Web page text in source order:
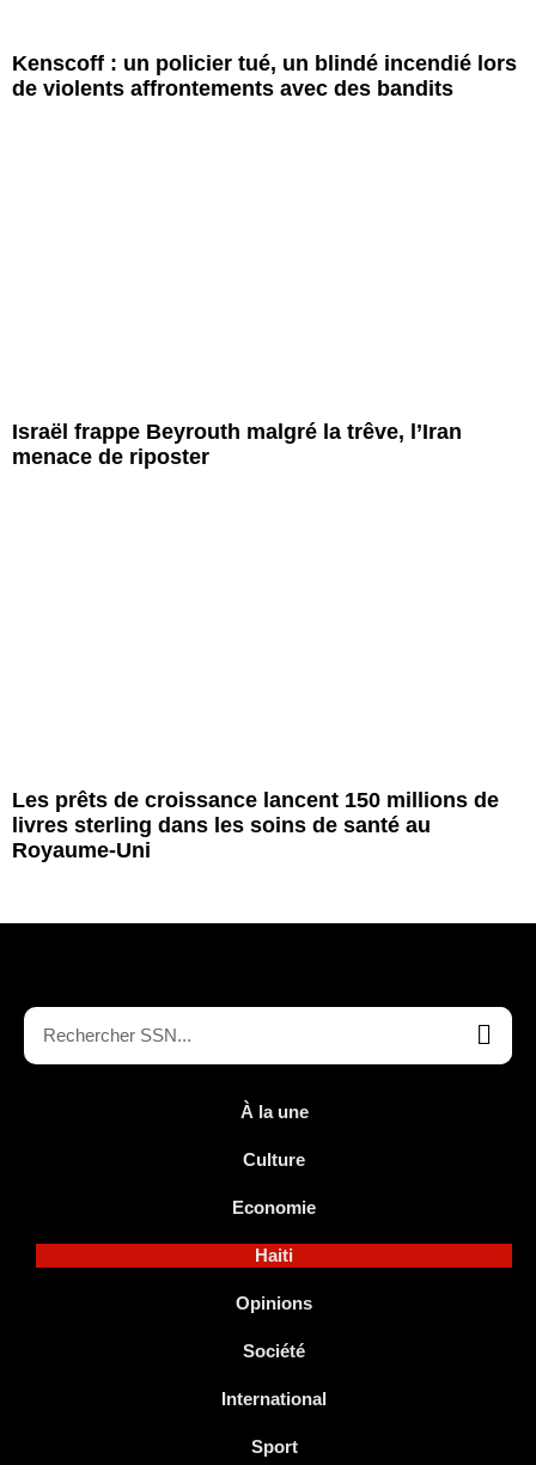
Kenscoff : un policier tué, un blindé incendié lors
de violents affrontements avec des bandits
Israël frappe Beyrouth malgré la trêve, l’Iran
menace de riposter
Les prêts de croissance lancent 150 millions de
livres sterling dans les soins de santé au
Royaume-Uni
À la une
Culture
Economie
Haiti
Opinions
Société
International
Sport